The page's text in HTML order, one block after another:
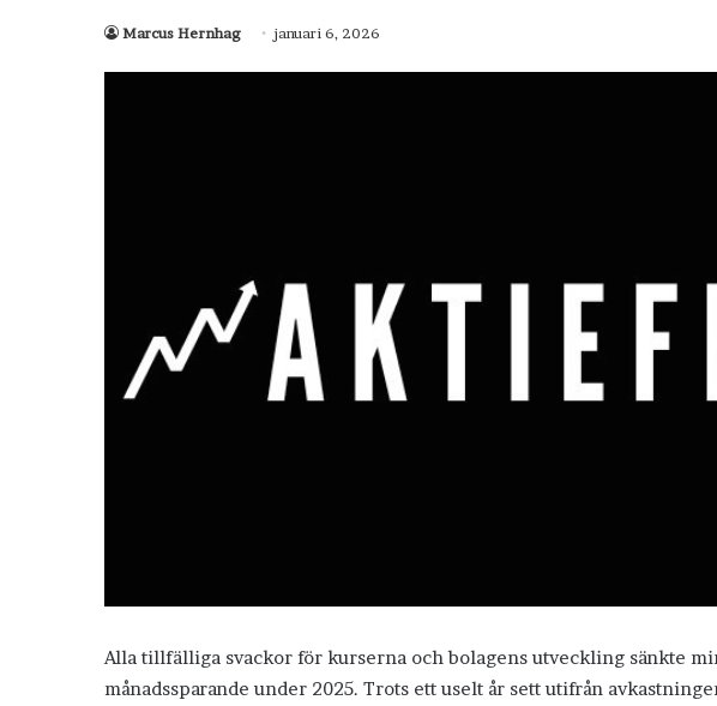
Marcus Hernhag januari 6, 2026
Alla tillfälliga svackor för kurserna och bolagens utveckling sänkte
månadssparande under 2025. Trots ett uselt år sett utifrån